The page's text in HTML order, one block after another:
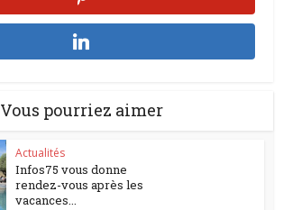
Vous pourriez aimer
Actualités
Infos75 vous donne
rendez-vous après les
vacances...